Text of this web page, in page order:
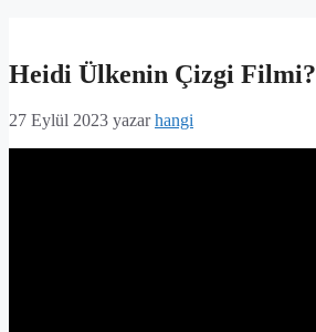
Heidi Ülkenin Çizgi Filmi?
27 Eylül 2023 yazarhangi